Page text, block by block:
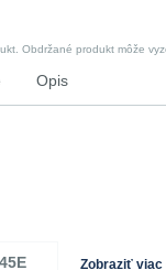
Obdržané produkt môže
Opis
Zobraziť viac